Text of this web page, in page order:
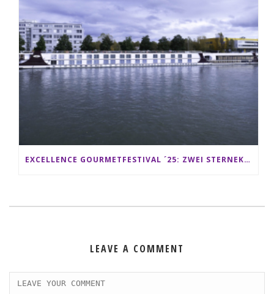
EXCELLENCE GOURMETFESTIVAL ´25: ZWEI STERNEKÖCHE ANTONIO GUIDA & DARIO MORESCO VERWÖHNEN IHRE GÄSTE AUF EINER LUXERIÖSEN SCHIFFSREISE
LEAVE A COMMENT